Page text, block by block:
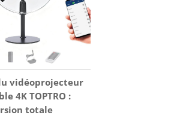
vidéoprojecteur
4K TOPTRO :
totale